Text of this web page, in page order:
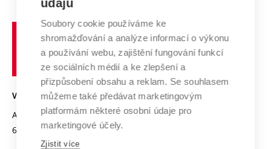
Systém zajišťování kvality výzkumu
Výzkumné infrastruktury
Transfer znalostí
Open Science
Projekty
Projekty ze strukturálních fondů
Specifický výzkum
Zahraniční spolupráce
Spolupráce se školami
Služby univerzity
Mezinárodní dohody
Univerzitní sítě
Profil univerzity
Udržitelná univerzita
Podnikavá univerzita / ContriBUTe
Bezpečná univerzita
Vyznamenání
Organizační struktura
učení
technické
VYSOKÉ UČENÍ TECHNICKÉ V BRNĚ
Antonínská 548/1
602 00 Brno
www.vut.cz
vut@vutbr.cz
údajů
Soubory cookie používáme ke
shromažďování a analýze informací o výkonu
a používání webu, zajištění fungování funkcí
ze sociálních médií a ke zlepšení a
přizpůsobení obsahu a reklam. Se souhlasem
můžeme také předávat marketingovým
platformám některé osobní údaje pro
marketingové účely.
Zjistit více